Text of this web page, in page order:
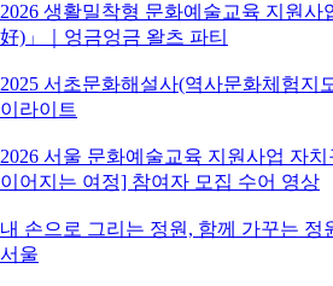
2026 생활밀착형 문화예술교육 지원사
好)」｜엉금엉금 왈츠 파티
2025 서초문화해설사(역사문화체험지
이라이트
2026 서울 문화예술교육 지원사업 자
이어지는 여정] 참여자 모집 수어 영상
내 손으로 그리는 정원, 함께 가꾸는 정
서울